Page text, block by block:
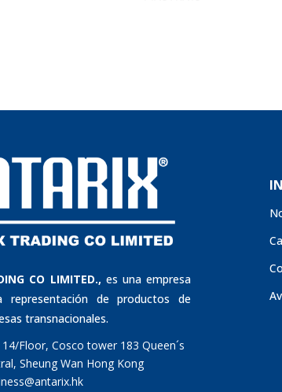
CO LIMITED., es una empresa
representación de productos de
transnacionales.
Floor, Cosco tower 183 Queen´s
Sheung Wan Hong Kong